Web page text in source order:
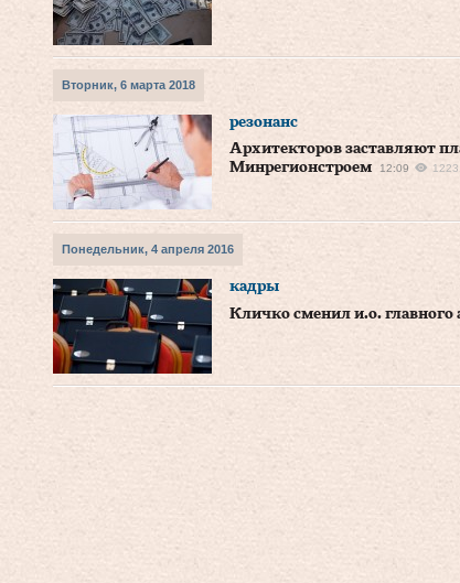
Вторник, 6 марта 2018
резонанс
Архитекторов заставляют
Минрегионстроем
12:09
Понедельник, 4 апреля 2016
кадры
Кличко сменил и.о. главного